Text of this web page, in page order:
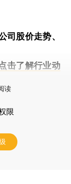
司股价走势、
击了解行业动
读
限